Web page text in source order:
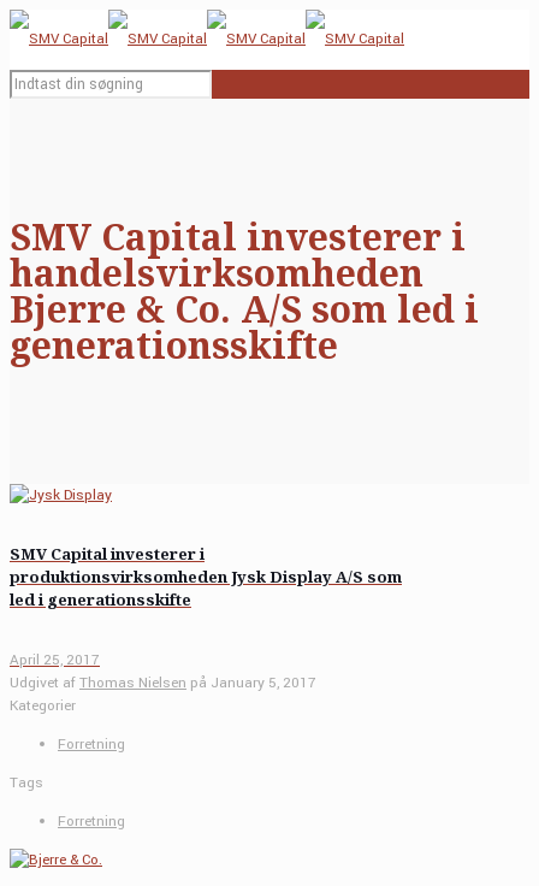
SMV Capital investerer i
handelsvirksomheden
Bjerre & Co. A/S som led i
generationsskifte
SMV Capital investerer i
produktionsvirksomheden Jysk Display A/S som
led i generationsskifte
April 25, 2017
Udgivet afThomas Nielsen på January 5, 2017
Kategorier
Forretning
Tags
Forretning